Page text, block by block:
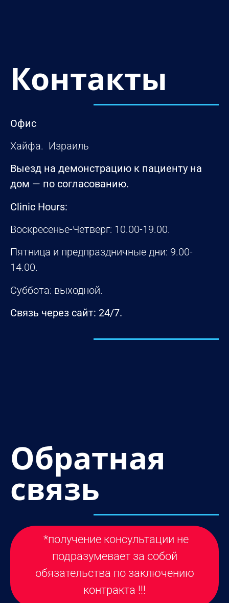
Контакты
Офис
Хайфа. Израиль
Выезд на демонстрацию к пациенту на
дом — по согласованию.
Clinic Hours:
Воскресенье-Четверг: 10.00-19.00.
Пятница и предпраздничные дни: 9.00-
14.00.
Суббота: выходной.
Связь через сайт: 24/7.
Обратная
связь
*получение консультации не
подразумевает за собой
обязательства по заключению
контракта !!!